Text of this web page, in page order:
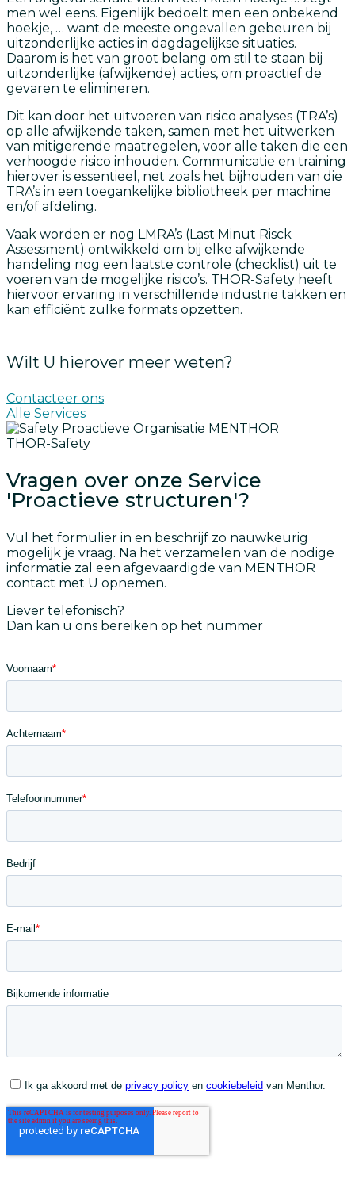
men wel eens. Eigenlijk bedoelt men een onbekend
hoekje, … want de meeste ongevallen gebeuren bij
uitzonderlijke acties in dagdagelijkse situaties.
Daarom is het van groot belang om stil te staan bij
uitzonderlijke (afwijkende) acties, om proactief de
gevaren te elimineren.
Dit kan door het uitvoeren van risico analyses (TRA’s)
op alle afwijkende taken, samen met het uitwerken
van mitigerende maatregelen, voor alle taken die een
verhoogde risico inhouden. Communicatie en training
hierover is essentieel, net zoals het bijhouden van die
TRA’s in een toegankelijke bibliotheek per machine
en/of afdeling.
Vaak worden er nog LMRA’s (Last Minut Risck
Assessment) ontwikkeld om bij elke afwijkende
handeling nog een laatste controle (checklist) uit te
voeren van de mogelijke risico’s. THOR-Safety heeft
hiervoor ervaring in verschillende industrie takken en
kan efficiënt zulke formats opzetten.
Wilt U hierover meer weten?
Contacteer ons
Alle Services
THOR-Safety
Vragen over onze Service
'Proactieve structuren'?
Vul het formulier in en beschrijf zo nauwkeurig
mogelijk je vraag. Na het verzamelen van de nodige
informatie zal een afgevaardigde van MENTHOR
contact met U opnemen.
Liever telefonisch?
Dan kan u ons bereiken op het nummer